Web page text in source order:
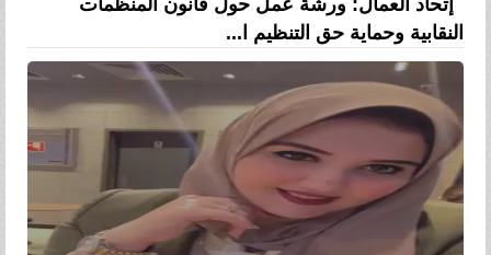
إتحاد العمال: ورشة عمل حول قانون المنظمات
النقابية وحماية حق التنظيم ا...